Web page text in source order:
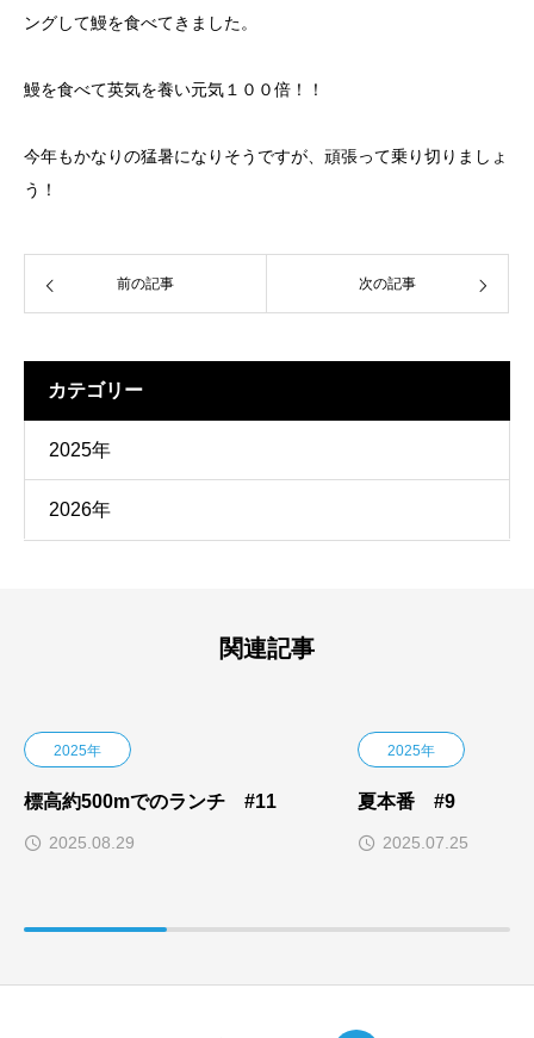
ングして鰻を食べてきました。
鰻を食べて英気を養い元気１００倍！！
今年もかなりの猛暑になりそうですが、頑張って乗り切りましょ
う！
前の記事 次の記事
カテゴリー
2025年
2026年
関連記事
2025年
標高約500mでのランチ #11
2025.08.29
2025年
夏本番 #9
2025.07.25